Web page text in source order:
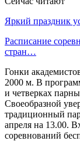
Яркий праздник
Расписание
стран…
Гонки
2000 м. В
и четверках
Своеобразной
традиционный
апреля на 13.00.
соревнований